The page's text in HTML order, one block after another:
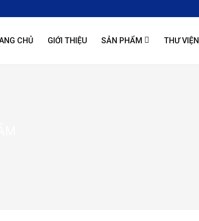
CHỦ GIỚI THIỆU SẢN PHẨM THƯ VIỆN